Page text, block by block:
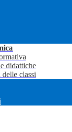
didattiche
classi